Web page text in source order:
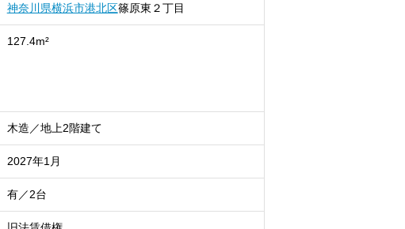
神奈川県横浜市港北区篠原東 ２丁目
127.4m²
木造／地上2階建て
2027年1月
有／2台